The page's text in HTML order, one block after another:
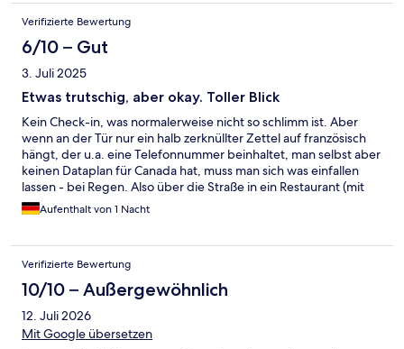
man im strömenden Regen ankommt und für einen Anruf im
Ausland hohe Gebühren zahlen muss. Trotzdem:
empfehlenswert
Verifizierte Bewertung
6/10 – Gut
3. Juli 2025
Etwas trutschig, aber okay. Toller Blick
Kein Check-in, was normalerweise nicht so schlimm ist. Aber
wenn an der Tür nur ein halb zerknüllter Zettel auf französisch
hängt, der u.a. eine Telefonnummer beinhaltet, man selbst aber
keinen Dataplan für Canada hat, muss man sich was einfallen
lassen - bei Regen. Also über die Straße in ein Restaurant (mit
Zimmer), das von nix weiß, aber freundlicherweise anruft. Nach
ein paar Minuten erscheint eine Frau, die einen kurz einweist
mit eigenem Bad. Also Vorsicht beim Buchen! Das Haus ist sehr
sehr hellhörig. Die einzigen Mitbewohner "beschwerten" sich
doch glatt, weil wir gegen 7h los mussten - und zwar leise. Die
Ausstattung ist sehr trutschig. Kein Kaffeekocher. Keine
Klimaanlage. Man kann eine allgemein zugängliche Veranda
nutzen, von der man einen guten Blick auf die Bucht hat. Sahen
Aufenthalt von 1 Nacht
Verifizierte Bewertung
10/10 – Außergewöhnlich
12. Juli 2026
Mit Google übersetzen